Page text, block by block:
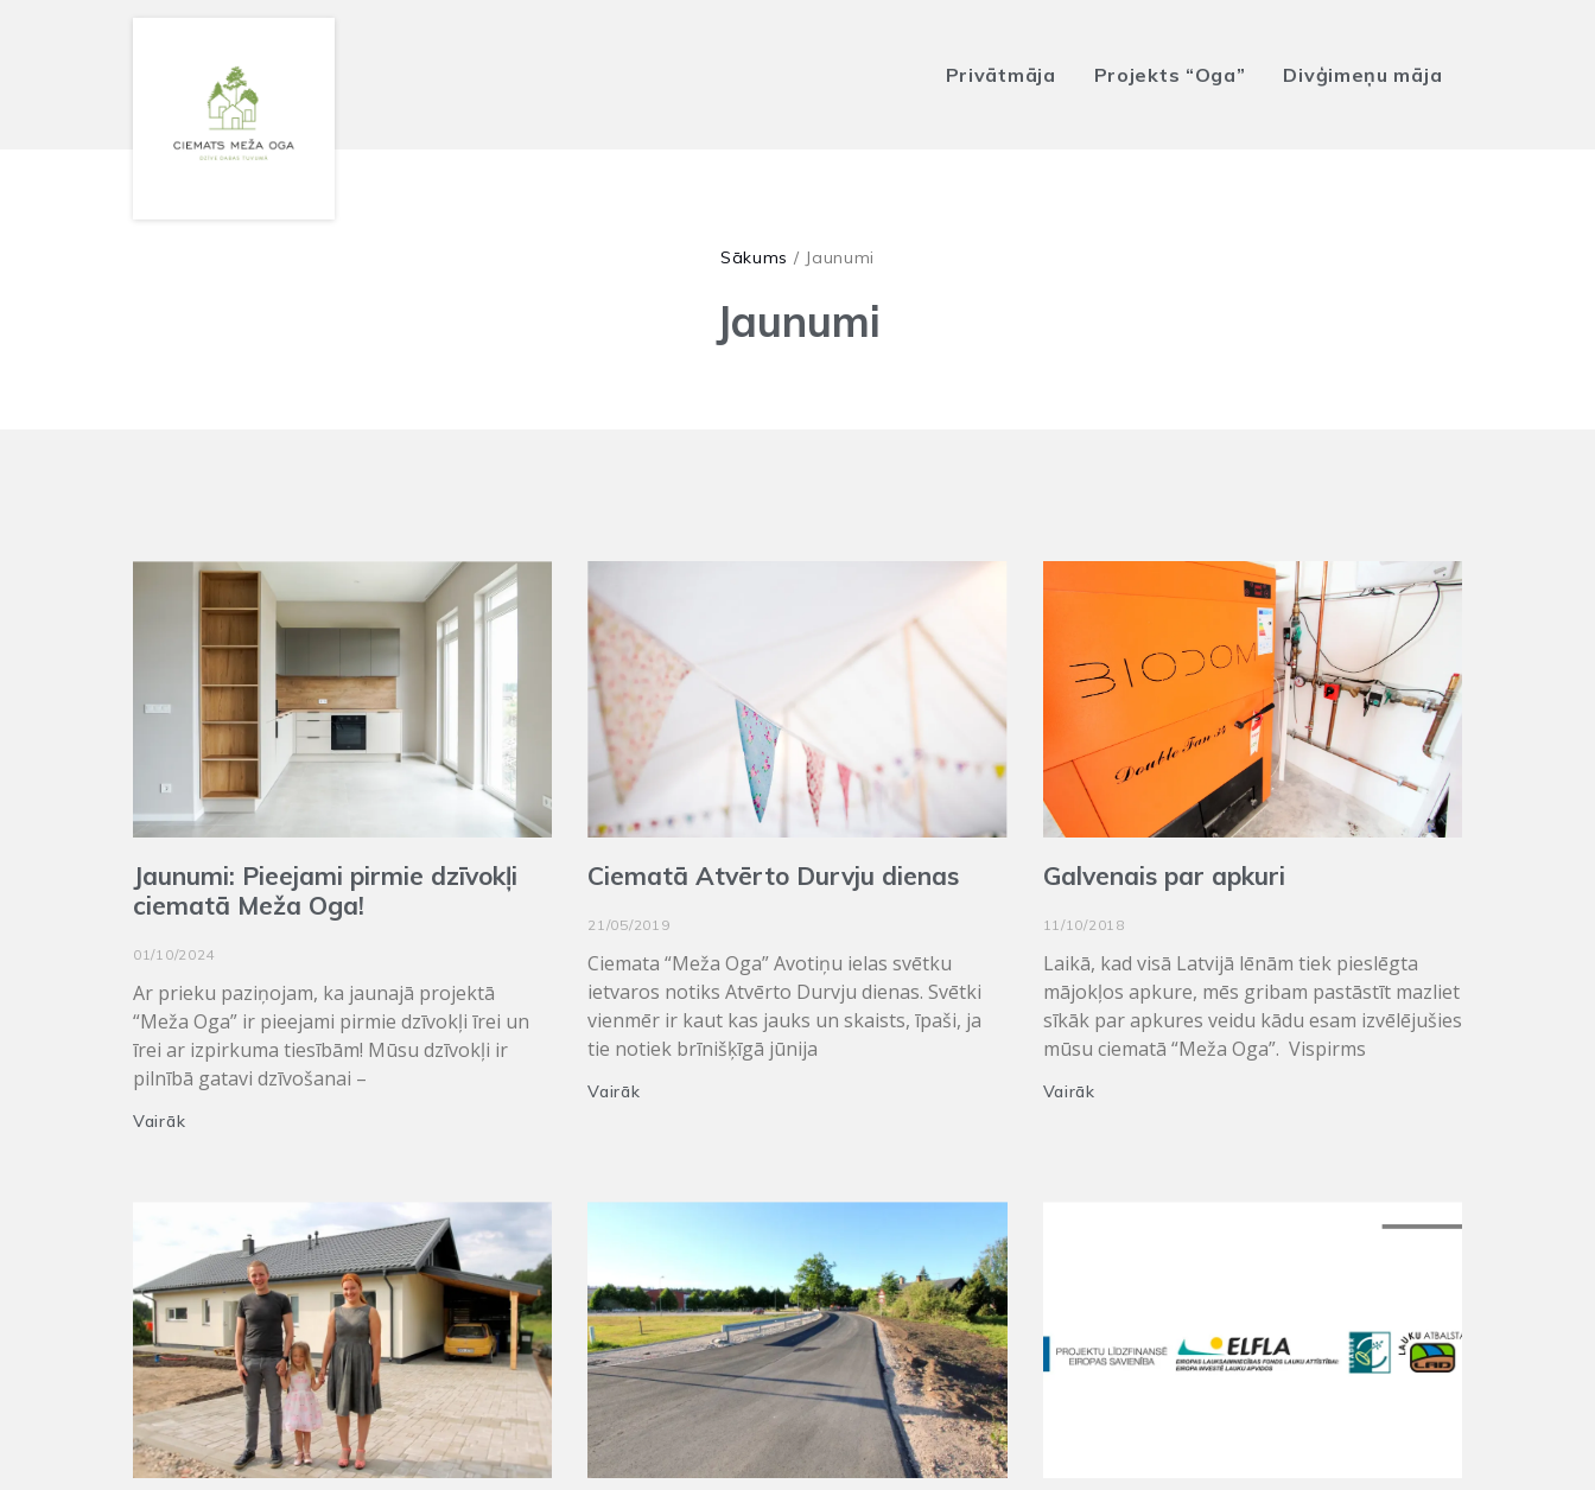
Privātmāja Projekts “Oga” Divģimeņu māja
Sākums / Jaunumi
Jaunumi
Jaunumi: Pieejami pirmie dzīvokļi
ciematā Meža Oga!
01/10/2024
Ar prieku paziņojam, ka jaunajā projektā
“Meža Oga” ir pieejami pirmie dzīvokļi īrei un
īrei ar izpirkuma tiesībām! Mūsu dzīvokļi ir
pilnībā gatavi dzīvošanai –
Vairāk
Ciematā Atvērto Durvju dienas
21/05/2019
Ciemata “Meža Oga” Avotiņu ielas svētku
ietvaros notiks Atvērto Durvju dienas. Svētki
vienmēr ir kaut kas jauks un skaists, īpaši, ja
tie notiek brīnišķīgā jūnija
Vairāk
Galvenais par apkuri
11/10/2018
Laikā, kad visā Latvijā lēnām tiek pieslēgta
mājokļos apkure, mēs gribam pastāstīt mazliet
sīkāk par apkures veidu kādu esam izvēlējušies
mūsu ciematā “Meža Oga”. Vispirms
Vairāk